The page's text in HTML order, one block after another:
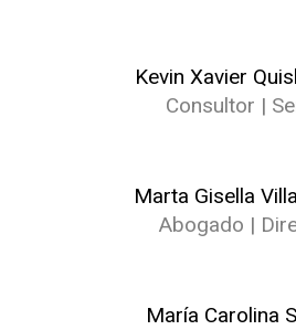
Kevin Xavier
Consultor |
Marta Gisella
Abogado |
María Carolina